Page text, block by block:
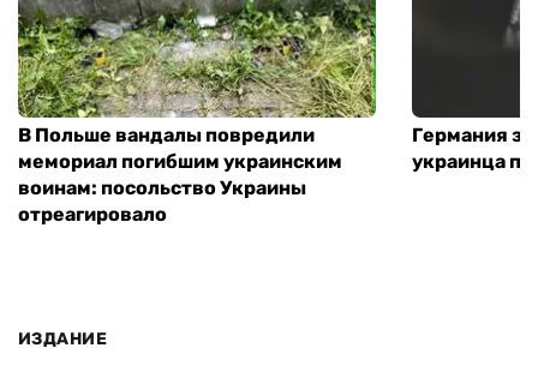
В Польше вандалы повредили
мемориал погибшим украинским
воинам: посольство Украины
отреагировало
Германия
украинца
ИЗДАНИЕ